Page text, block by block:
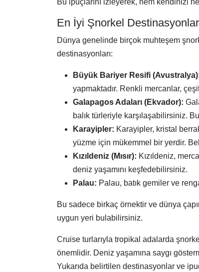
Bu ipuçlarını izleyerek, hem kendinizi
En İyi Şnorkel
Dünya genelinde birçok muhteşem
destinasyonları:
Büyük Bariyer Resifi
yapmaktadır. Renkli mercanlar,
Galapagos Adaları (Ekvador):
balık türleriyle karşılaşabilirsiniz.
Karayipler: Karayipler, kristal
yüzme için mükemmel bir yerdir.
Kızıldeniz (Mısır): Kızıldeniz,
deniz yaşamını keşfedebilirsiniz.
Palau: Palau, batık gemiler ve
Bu sadece birkaç örnektir ve dünya
uygun yeri bulabilirsiniz.
Cruise turlarıyla tropikal adalarda
önemlidir. Deniz yaşamına saygı
Yukarıda belirtilen destinasyonlar ve